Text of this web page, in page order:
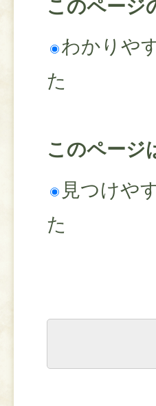
このページ
わかりや
た
このページ
見つけや
た